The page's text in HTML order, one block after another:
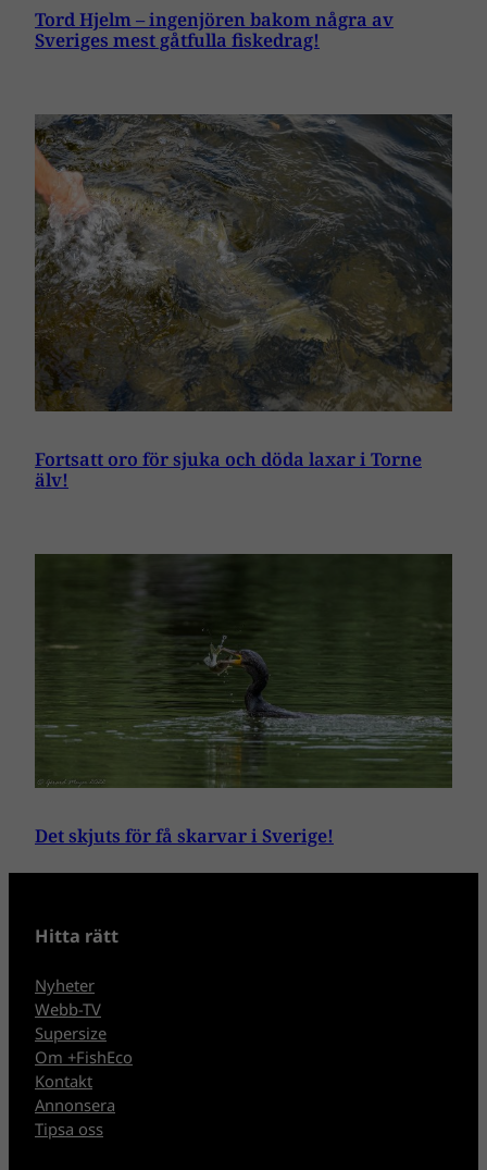
Tord Hjelm – ingenjören bakom några av
Sveriges mest gåtfulla fiskedrag!
Fortsatt oro för sjuka och döda laxar i Torne
älv!
Det skjuts för få skarvar i Sverige!
Hitta rätt
Nyheter
Webb-TV
Supersize
Om +FishEco
Kontakt
Annonsera
Tipsa oss